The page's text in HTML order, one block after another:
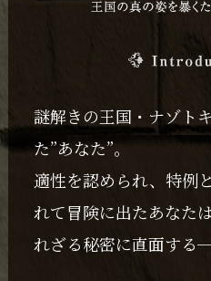
謎解きの王国・ナゾト
た”あなた”。
適性を認められ、特例
れて冒険に出たあなた
れざる秘密に直面す